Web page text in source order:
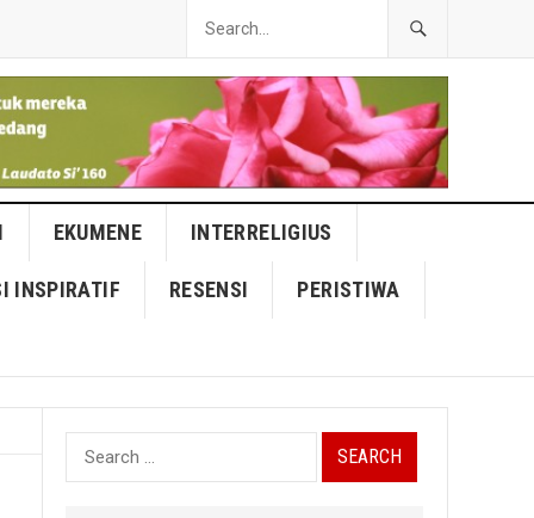
EKUMENE INTERRELIGIUS
INSPIRATIF RESENSI PERISTIWA
Search
for: